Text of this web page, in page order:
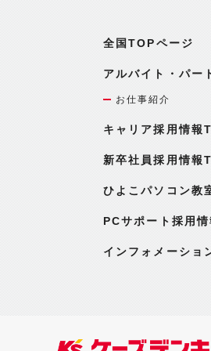
全国TOPページ
アルバイト・パー
お仕事紹介
キャリア採用情報
新卒社員採用情報
ひよこパソコン教
PCサポート採用
インフォメーショ